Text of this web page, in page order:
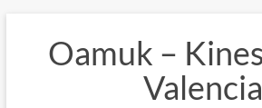
contenidoOamuk –
Valencia